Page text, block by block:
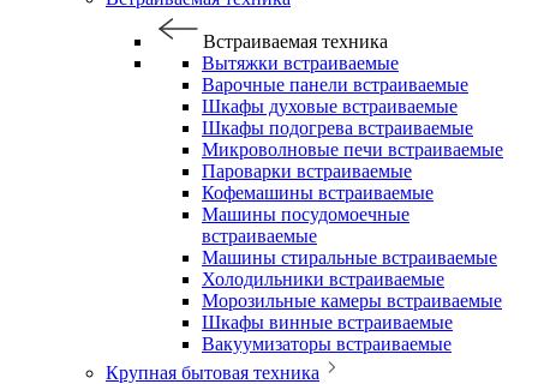
Встраиваемая техника
Вытяжки встраиваемые
Варочные панели встраиваемые
Шкафы духовые встраиваемые
Шкафы подогрева встраиваемые
Микроволновые печи встраиваемые
Пароварки встраиваемые
Кофемашины встраиваемые
Машины посудомоечные
встраиваемые
Машины стиральные встраиваемые
Холодильники встраиваемые
Морозильные камеры встраиваемые
Шкафы винные встраиваемые
Вакуумизаторы встраиваемые
Крупная бытовая техника